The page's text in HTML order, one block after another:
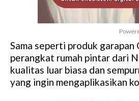
Sama seperti produk garapan
perangkat rumah pintar dari
kualitas luar biasa dan
yang ingin mengaplikasikan